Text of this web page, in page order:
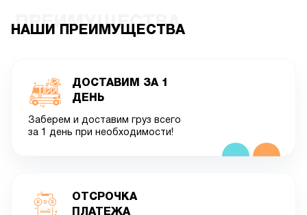
НАШИ ПРЕИМУЩЕСТВА
ПРЕИМУЩЕСТВА
ДОСТАВИМ ЗА 1
ДЕНЬ
Заберем и доставим груз всего
за 1 день при необходимости!
ОТСРОЧКА
ПЛАТЕЖА